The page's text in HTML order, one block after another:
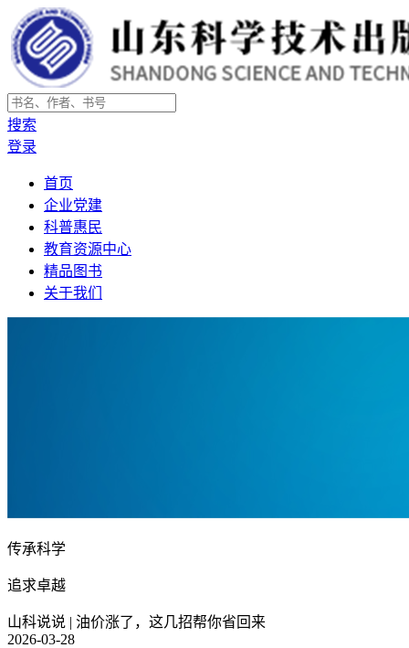
搜索
登录
首页
企业党建
科普惠民
教育资源中心
精品图书
关于我们
传承科学
追求卓越
山科说说 | 油价涨了，这几招帮你省回来
2026-03-28